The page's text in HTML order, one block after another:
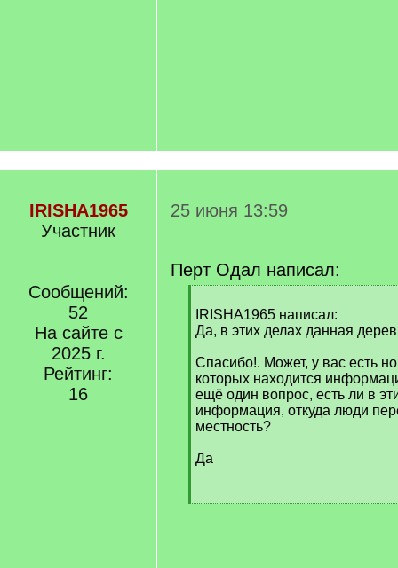
IRISHA1965
Участник
Сообщений:
52
На сайте с
2025 г.
Рейтинг:
16
25 июня 13:59
Перт Одал написал:
q
]
IRISHA1965 написал:
Да, в этих делах данная
Спасибо!. Может, у вас есть
которых находится
ещё один вопрос, есть ли в
информация, откуда люди
местность?
Да